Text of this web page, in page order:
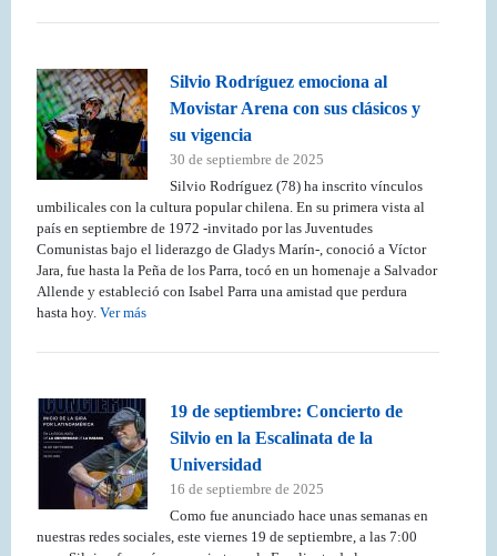
Silvio Rodríguez emociona al
Movistar Arena con sus clásicos y
su vigencia
30 de septiembre de 2025
Silvio Rodríguez (78) ha inscrito vínculos
umbilicales con la cultura popular chilena. En su primera vista al
país en septiembre de 1972 -invitado por las Juventudes
Comunistas bajo el liderazgo de Gladys Marín-, conoció a Víctor
Jara, fue hasta la Peña de los Parra, tocó en un homenaje a Salvador
Allende y estableció con Isabel Parra una amistad que perdura
hasta hoy. Ver más
19 de septiembre: Concierto de
Silvio en la Escalinata de la
Universidad
16 de septiembre de 2025
Como fue anunciado hace unas semanas en
nuestras redes sociales, este viernes 19 de septiembre, a las 7:00